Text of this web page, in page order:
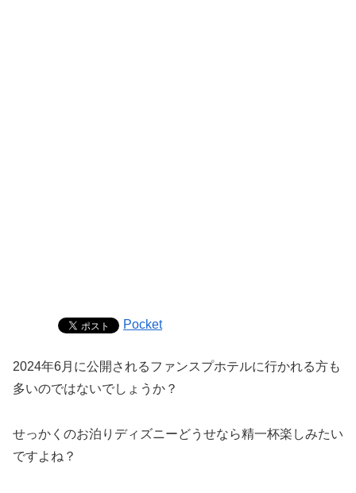
Pocket
2024年6月に公開されるファンスプホテルに行かれる方も
多いのではないでしょうか？
せっかくのお泊りディズニーどうせなら精一杯楽しみたい
ですよね？